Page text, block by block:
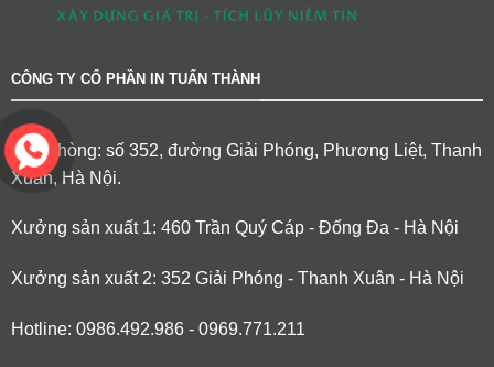
CÔNG TY CỔ PHẦN IN TUẤN THÀNH
Văn phòng: số 352, đường Giải Phóng, Phương Liệt, Thanh
Xuân, Hà Nội.
Xưởng sản xuất 1: 460 Trần Quý Cáp - Đống Đa - Hà Nội
Xưởng sản xuất 2: 352 Giải Phóng - Thanh Xuân - Hà Nội
Hotline: 0986.492.986 - 0969.771.211